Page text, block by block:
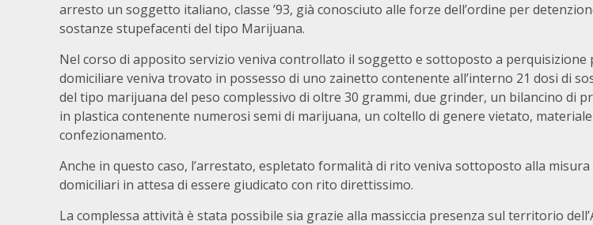
arresto un soggetto italiano, classe ’93, già conosciuto alle forze dell’ordine per
sostanze stupefacenti del tipo Marijuana.
Nel corso di apposito servizio veniva controllato il soggetto e sottoposto a perquisizione
domiciliare veniva trovato in possesso di uno zainetto contenente all’interno 21 dosi di
del tipo marijuana del peso complessivo di oltre 30 grammi, due grinder, un bilancino di
in plastica contenente numerosi semi di marijuana, un coltello di genere vietato,
confezionamento.
Anche in questo caso, l’arrestato, espletato formalità di rito veniva sottoposto alla
domiciliari in attesa di essere giudicato con rito direttissimo.
La complessa attività è stata possibile sia grazie alla massiccia presenza sul territorio